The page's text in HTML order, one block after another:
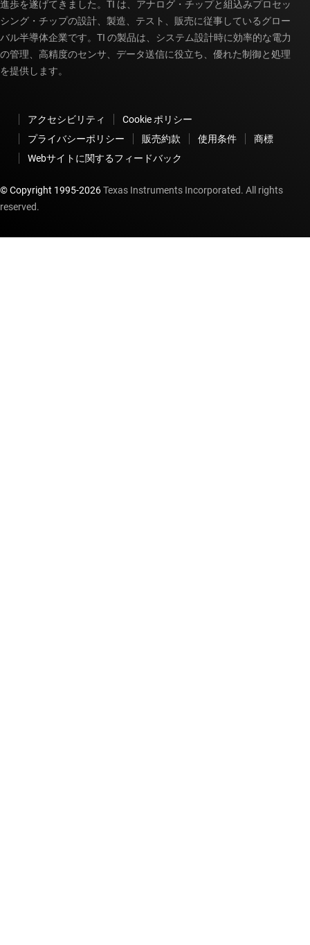
進歩を遂げてきました。TI は、アナログ・チップと組込みプロセッ
シング・チップの設計、製造、テスト、販売に従事しているグロー
バル半導体企業です。TI の製品は、システム設計時に効率的な電力
の管理、高精度のセンサ、データ送信に役立ち、優れた制御と処理
を提供します。
アクセシビリティ
Cookie ポリシー
プライバシーポリシー
販売約款 使用条件
商標
Webサイトに関するフィードバック
© Copyright 1995-2026Texas Instruments Incorporated. All rights
reserved.